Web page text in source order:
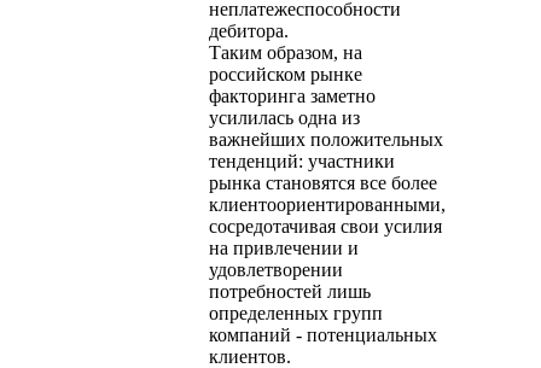
неплатежеспособности
дебитора.
Таким образом, на
российском рынке
факторинга заметно
усилилась одна из
важнейших положительных
тенденций: участники
рынка становятся все более
клиентоориентированными,
сосредотачивая свои усилия
на привлечении и
удовлетворении
потребностей лишь
определенных групп
компаний - потенциальных
клиентов.